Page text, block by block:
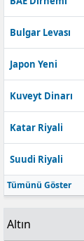
Bulgar Levası
Japon Yeni
Kuveyt Dinarı
Katar Riyali
Suudi Riyali
Tümünü Göster
Altın